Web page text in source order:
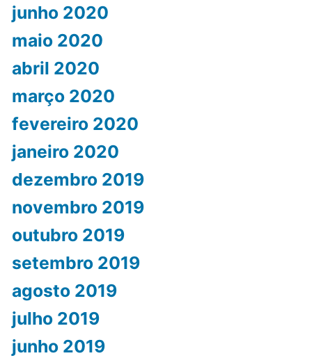
junho 2020
maio 2020
abril 2020
março 2020
fevereiro 2020
janeiro 2020
dezembro 2019
novembro 2019
outubro 2019
setembro 2019
agosto 2019
julho 2019
junho 2019